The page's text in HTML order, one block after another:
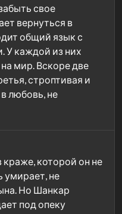
свое
вернуться в
общий язык с
У каждой из них
мир. Вскоре две
строптивая и
любовь, не
которой он не
умирает, не
Но Шанкар
под опеку